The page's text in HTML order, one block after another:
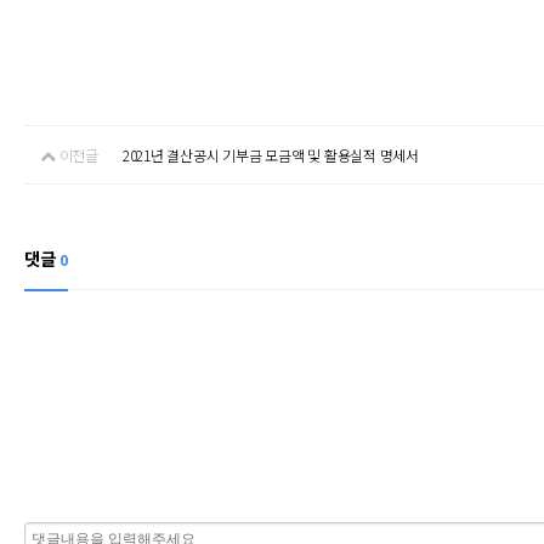
이전글 2021년 결산공시 기부금 모금액 및 활용실적 명세서
댓글 0